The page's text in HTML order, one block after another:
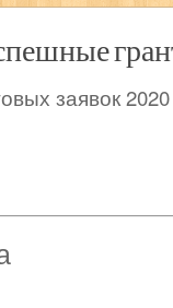
заявок 2020